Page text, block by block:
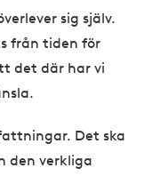
sig själv.
från tiden för
det där har vi
Det ska
den verkliga